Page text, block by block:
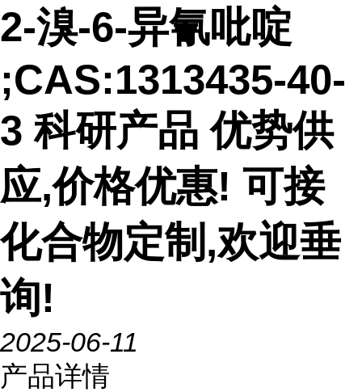
2-溴-6-异氰吡啶
;CAS:1313435-40-
3 科研产品 优势供
应,价格优惠! 可接
化合物定制,欢迎垂
询!
2025-06-11
产品详情